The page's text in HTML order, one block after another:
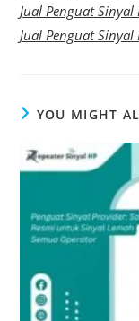
Jual Penguat
Jual Penguat
YOU MIGHT